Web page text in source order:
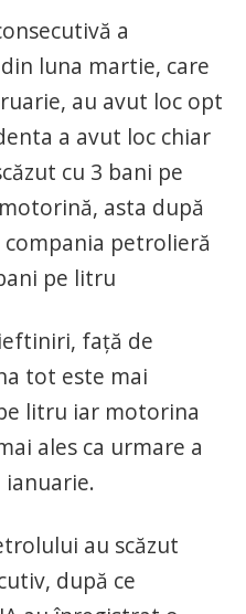
a
luna martie, care
au avut loc opt
a avut loc chiar
cu 3 bani pe
asta după
petrolieră
pe litru
față de
tot este mai
litru iar motorina
ales ca urmare a
ianuarie.
au scăzut
după ce